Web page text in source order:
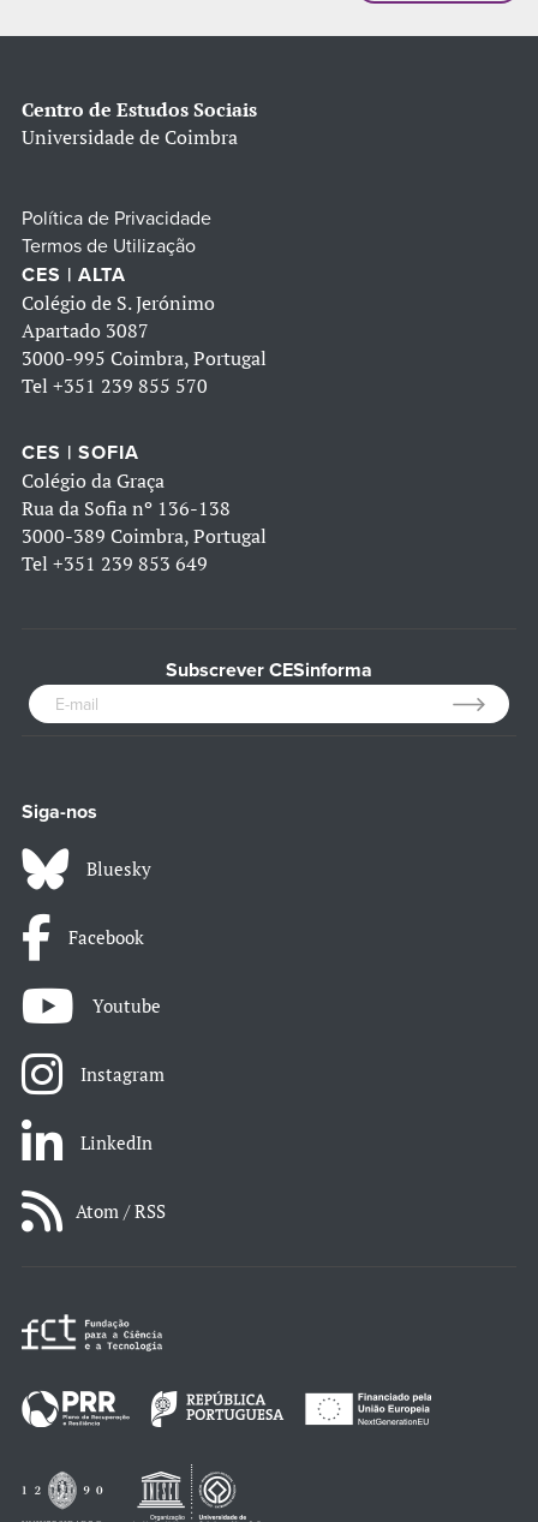
Centro de Estudos Sociais
Universidade de Coimbra
Política de Privacidade
Termos de Utilização
CES | ALTA
Colégio de S. Jerónimo
Apartado 3087
3000-995 Coimbra, Portugal
Tel +351 239 855 570
CES | SOFIA
Colégio da Graça
Rua da Sofia nº 136-138
3000-389 Coimbra, Portugal
Tel +351 239 853 649
Subscrever CESinforma
Siga-nos
Bluesky
Facebook
Youtube
Instagram
LinkedIn
Atom / RSS